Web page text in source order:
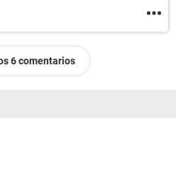
6 comentarios